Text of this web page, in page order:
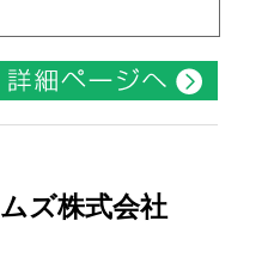
ズ株式会社